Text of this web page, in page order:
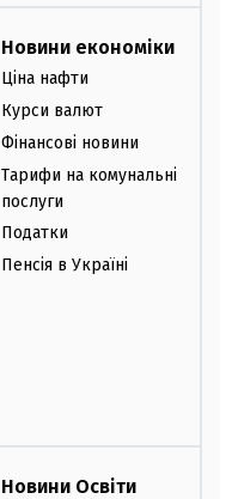
Новини економіки
Ціна нафти
Курси валют
Фінансові новини
Тарифи на комунальні
послуги
Податки
Пенсія в Україні
Новини Освіти